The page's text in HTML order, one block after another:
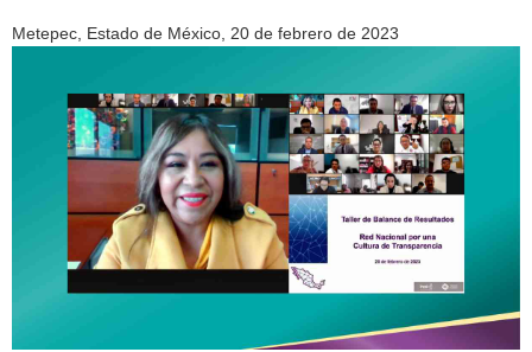
Metepec, Estado de México, 20 de febrero de 2023